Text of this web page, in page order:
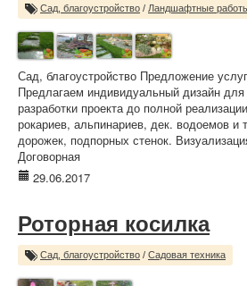
Сад, благоустройство / Ландшафтные
Сад, благоустройство Предложение
Предлагаем индивидуальный дизайн для
разработки проекта до полной
рокариев, альпинариев, дек. водоемов и
дорожек, подпорных стенок.
Договорная
29.06.2017
Роторная косилка
Сад, благоустройство / Садовая техника